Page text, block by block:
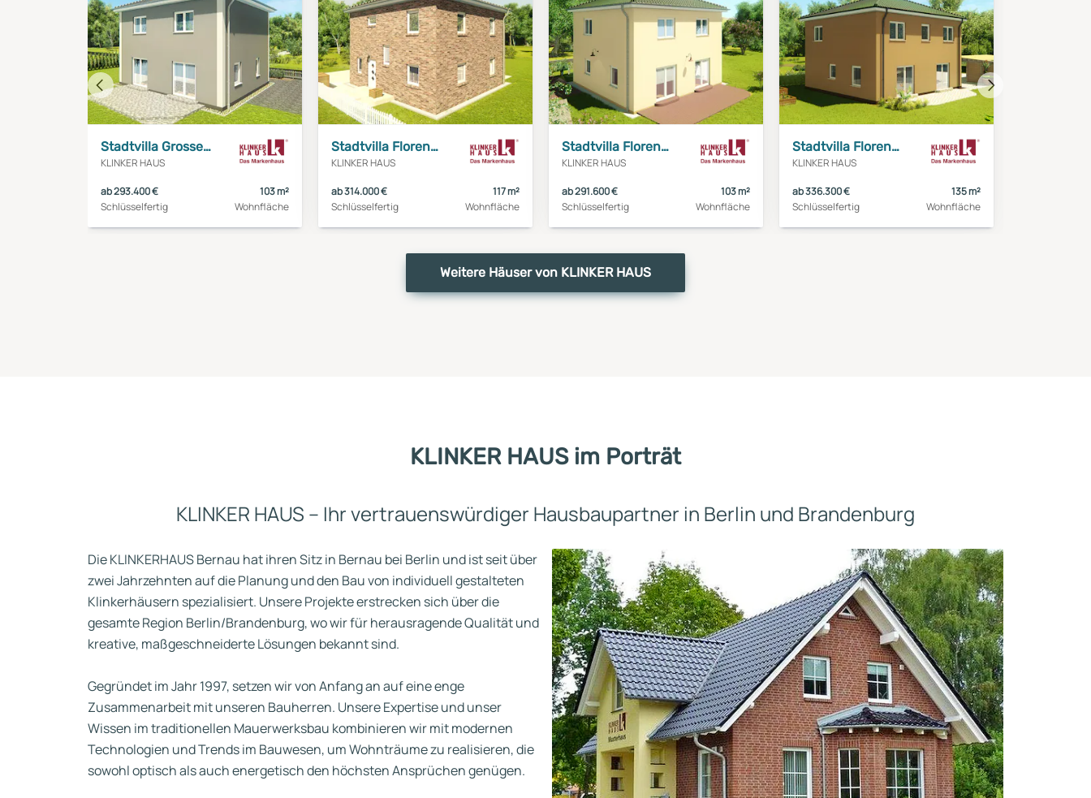
Stadtvilla Grosseto 1
KLINKER HAUS
ab 293.400 €
Schlüsselfertig
103 m²
Wohnfläche
Stadtvilla Florenz 3
KLINKER HAUS
ab 314.000 €
Schlüsselfertig
117 m²
Wohnfläche
Stadtvilla Florenz 2
KLINKER HAUS
ab 291.600 €
Schlüsselfertig
103 m²
Wohnfläche
Stadtvilla Florenz 4
KLINKER HAUS
ab 336.300 €
Schlüsselfertig
135 m²
Wohnfläche
Vorheriges
Haus
Nächstes
Haus
Weitere Häuser von KLINKER HAUS
KLINKER HAUS im Porträt
KLINKER HAUS – Ihr vertrauenswürdiger Hausbaupartner in Berlin und Brandenburg
Die KLINKERHAUS Bernau hat ihren Sitz in Bernau bei Berlin und ist seit über
zwei Jahrzehnten auf die Planung und den Bau von individuell gestalteten
Klinkerhäusern spezialisiert. Unsere Projekte erstrecken sich über die
gesamte Region Berlin/Brandenburg, wo wir für herausragende Qualität und
kreative, maßgeschneiderte Lösungen bekannt sind.
Gegründet im Jahr 1997, setzen wir von Anfang an auf eine enge
Zusammenarbeit mit unseren Bauherren. Unsere Expertise und unser
Wissen im traditionellen Mauerwerksbau kombinieren wir mit modernen
Technologien und Trends im Bauwesen, um Wohnträume zu realisieren, die
sowohl optisch als auch energetisch den höchsten Ansprüchen genügen.